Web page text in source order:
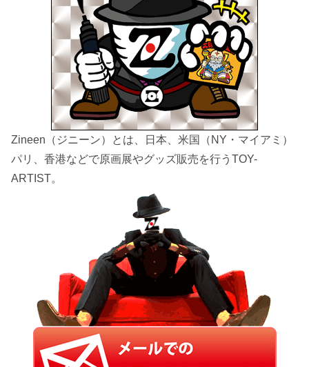
Zineen（ジニーン）とは、日本、米国（NY・マイアミ）
パリ、香港などで原画展やグッズ販売を行うTOY-
ARTIST。